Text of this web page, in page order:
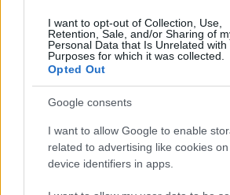
I want to opt-out of Collection, Use,
Retention, Sale, and/or Sharing of
Personal Data that Is Unrelated with
Purposes for which it was collected.
Opted Out
Google consents
I want to allow Google to enable
related to advertising like cookies
device identifiers in apps.
Szentivánéji álomegyfajta
felfogható, hiszen a Figura
Balogh Attilaalkotócsapatával
Művészeti Egyetem mesteri első
színészhallgatóiból álló csapat
munkát is tudhat maga mögött.